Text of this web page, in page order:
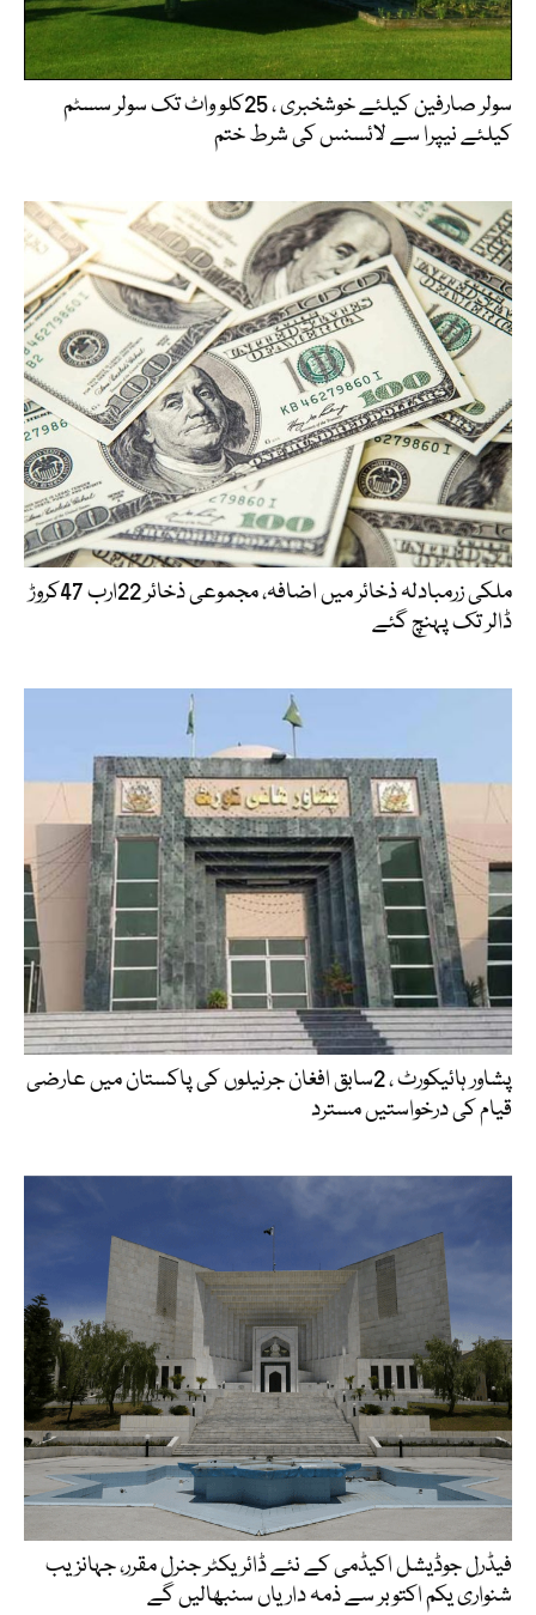
سولر صارفین کیلئے خوشخبری ، 25کلو واٹ تک سولر سسٹم
کیلئے نیپرا سے لائسنس کی شرط ختم
ملکی زرمبادلہ ذخائر میں اضافہ، مجموعی ذخائر 22ارب 47کروڑ
ڈالر تک پہنچ گئے
پشاور ہائیکورٹ ، 2سابق افغان جرنیلوں کی پاکستان میں عارضی
قیام کی درخواستیں مسترد
فیڈرل جوڈیشل اکیڈمی کے نئے ڈائریکٹر جنرل مقرر، جہانزیب
شنواری یکم اکتوبر سے ذمہ داریاں سنبھالیں گے